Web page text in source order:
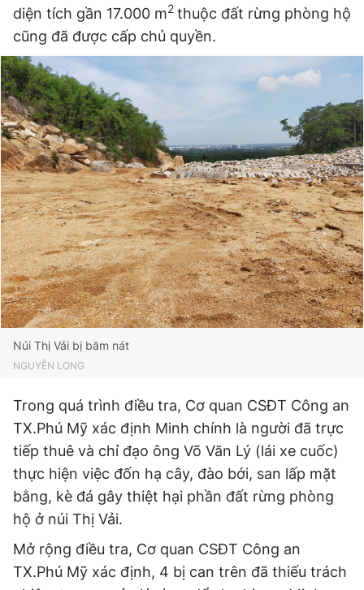
diện tích gần 17.000 m2 thuộc đất rừng phòng hộ
cũng đã được cấp chủ quyền.
Núi Thị Vải bị băm nát
NGUYỄN LONG
Trong quá trình điều tra, Cơ quan CSĐT Công an
TX.Phú Mỹ xác định Minh chính là người đã trực
tiếp thuê và chỉ đạo ông Võ Văn Lý (lái xe cuốc)
thực hiện việc đốn hạ cây, đào bới, san lấp mặt
bằng, kè đá gây thiệt hại phần đất rừng phòng
hộ ở núi Thị Vải.
Mở rộng điều tra, Cơ quan CSĐT Công an
TX.Phú Mỹ xác định, 4 bị can trên đã thiếu trách